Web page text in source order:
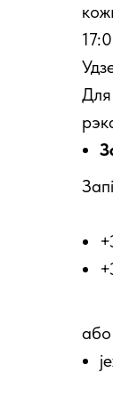
Для